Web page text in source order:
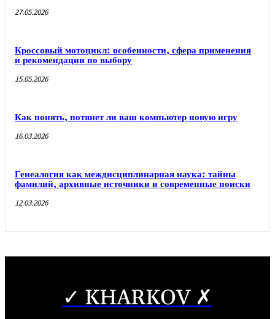
27.05.2026
Кроссовый мотоцикл: особенности, сфера применения
и рекомендации по выбору
15.05.2026
Как понять, потянет ли ваш компьютер новую игру
16.03.2026
Генеалогия как междисциплинарная наука: тайны
фамилий, архивные источники и современные поиски
12.03.2026
✓ KHARKOV ✗